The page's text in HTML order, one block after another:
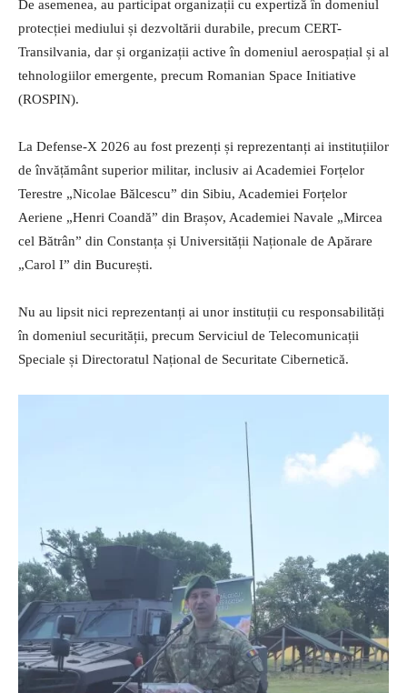
De asemenea, au participat organizații cu expertiză în domeniul
protecției mediului și dezvoltării durabile, precum CERT-
Transilvania, dar și organizații active în domeniul aerospațial și al
tehnologiilor emergente, precum Romanian Space Initiative
(ROSPIN).
La Defense-X 2026 au fost prezenți și reprezentanți ai instituțiilor
de învățământ superior militar, inclusiv ai Academiei Forțelor
Terestre „Nicolae Bălcescu” din Sibiu, Academiei Forțelor
Aeriene „Henri Coandă” din Brașov, Academiei Navale „Mircea
cel Bătrân” din Constanța și Universității Naționale de Apărare
„Carol I” din București.
Nu au lipsit nici reprezentanți ai unor instituții cu responsabilități
în domeniul securității, precum Serviciul de Telecomunicații
Speciale și Directoratul Național de Securitate Cibernetică.